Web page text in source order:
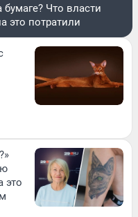
бумаге? Что власти
это потратили
это